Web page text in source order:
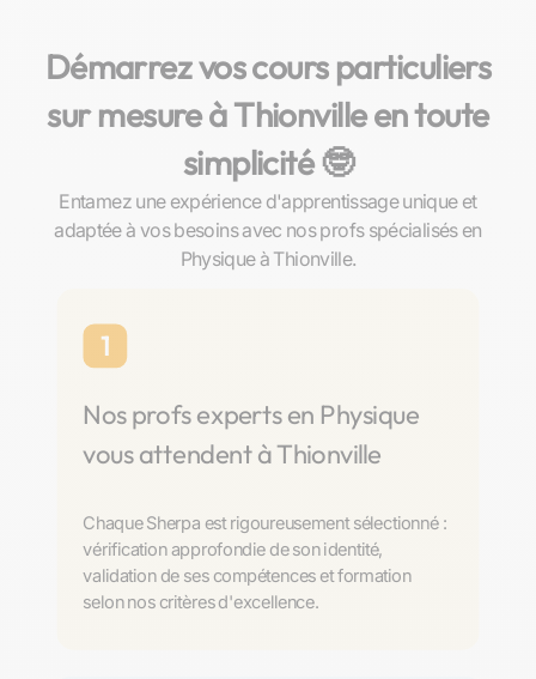
Démarrez vos cours particuliers
sur mesure à Thionville en toute
simplicité 🤓​
Entamez une expérience d'apprentissage unique et
adaptée à vos besoins avec nos profs spécialisés en
Physique à Thionville.
1
Nos profs experts en Physique
vous attendent à Thionville
Chaque Sherpa est rigoureusement sélectionné :
vérification approfondie de son identité,
validation de ses compétences et formation
selon nos critères d'excellence.